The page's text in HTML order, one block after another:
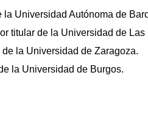
Universidad Autónoma de
titular de la Universidad de
la Universidad de Zaragoza.
la Universidad de Burgos.